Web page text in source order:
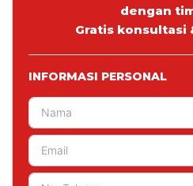
dengan
Gratis konsultasi
INFORMASI PERSONAL